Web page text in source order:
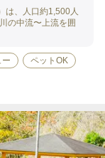
は、人口約1,500人
の中流〜上流を囲
ー ペットOK